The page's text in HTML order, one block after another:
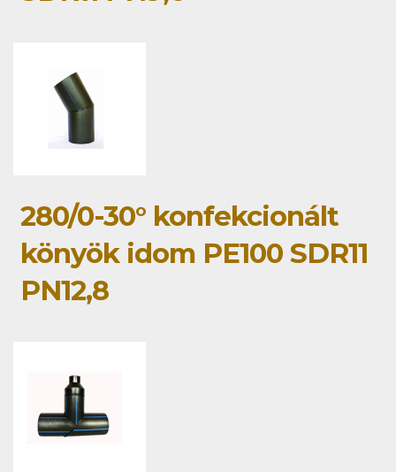
280/0-30° konfekcionált
könyök idom PE100 SDR11
PN12,8